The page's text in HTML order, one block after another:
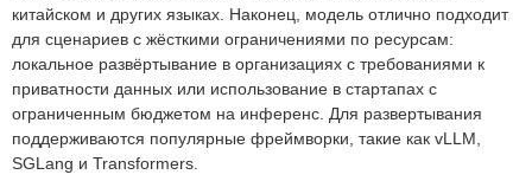
китайском и других языках. Наконец, модель отлично подходит
для сценариев с жёсткими ограничениями по ресурсам:
локальное развёртывание в организациях с требованиями к
приватности данных или использование в стартапах с
ограниченным бюджетом на инференс. Для развертывания
поддерживаются популярные фреймворки, такие как vLLM,
SGLang и Transformers.